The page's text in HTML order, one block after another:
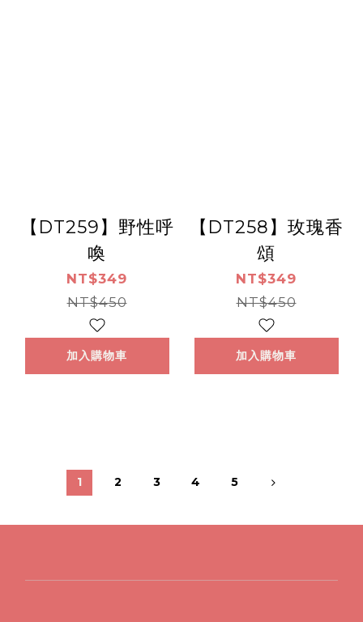
【DT259】野性呼
喚
NT$349
NT$450
加入購物車
【DT258】玫瑰香
頌
NT$349
NT$450
加入購物車
1 2 3 4 5